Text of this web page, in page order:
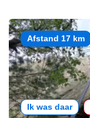
Afstand 17 km
Ik was daar